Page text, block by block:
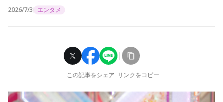
2026/7/3 エンタメ
この記事をシェア リンクをコピー